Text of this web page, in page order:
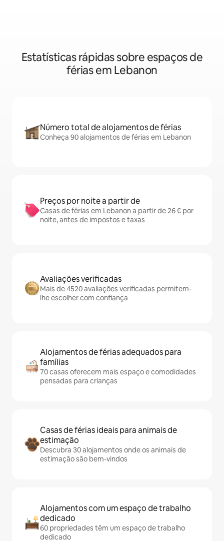
Estatísticas rápidas sobre espaços de
férias em Lebanon
Número total de alojamentos de férias
Conheça 90 alojamentos de férias em Lebanon
Preços por noite a partir de
Casas de férias em Lebanon a partir de 26 € por
noite, antes de impostos e taxas
Avaliações verificadas
Mais de 4520 avaliações verificadas permitem-
lhe escolher com confiança
Alojamentos de férias adequados para
famílias
70 casas oferecem mais espaço e comodidades
pensadas para crianças
Casas de férias ideais para animais de
estimação
Descubra 30 alojamentos onde os animais de
estimação são bem-vindos
Alojamentos com um espaço de trabalho
dedicado
60 propriedades têm um espaço de trabalho
dedicado